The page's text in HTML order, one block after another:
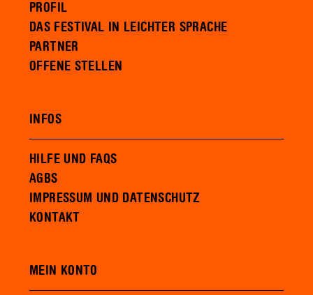
PROFIL
DAS FESTIVAL IN LEICHTER SPRACHE
PARTNER
OFFENE STELLEN
INFOS
HILFE UND FAQS
AGBS
IMPRESSUM UND DATENSCHUTZ
KONTAKT
MEIN KONTO